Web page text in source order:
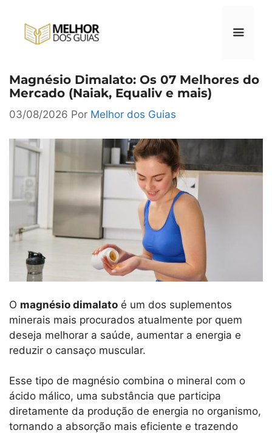
Menu
Magnésio Dimalato: Os 07 Melhores do
Mercado (Naiak, Equaliv e mais)
03/08/2026 Por Melhor dos Guias
O magnésio dimalato é um dos suplementos
minerais mais procurados atualmente por quem
deseja melhorar a saúde, aumentar a energia e
reduzir o cansaço muscular.
Esse tipo de magnésio combina o mineral com o
ácido málico, uma substância que participa
diretamente da produção de energia no organismo,
tornando a absorção mais eficiente e trazendo